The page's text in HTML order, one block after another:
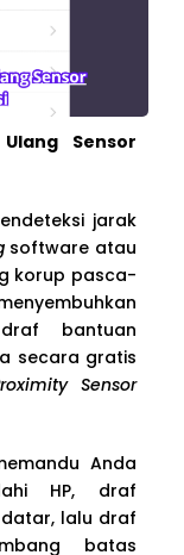
Sensor
jarak
software atau
korup pasca-
draf bantuan
secara gratis
Sensor
Anda
HP, draf
lalu draf
batas